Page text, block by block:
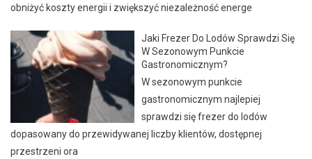
obniżyć koszty energii i zwiększyć niezależność energe
Jaki Frezer Do Lodów Sprawdzi Się
W Sezonowym Punkcie
Gastronomicznym?
W sezonowym punkcie
gastronomicznym najlepiej
sprawdzi się frezer do lodów
dopasowany do przewidywanej liczby klientów, dostępnej
przestrzeni ora